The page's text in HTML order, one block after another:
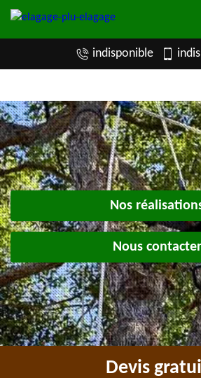
indisponible
Nos
Nous contacter
Devis